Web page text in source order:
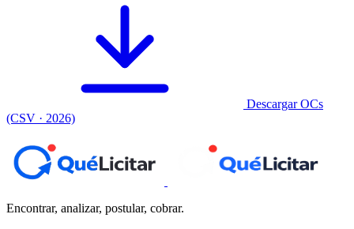
Descargar OCs
(CSV · 2026)
Encontrar, analizar, postular, cobrar.